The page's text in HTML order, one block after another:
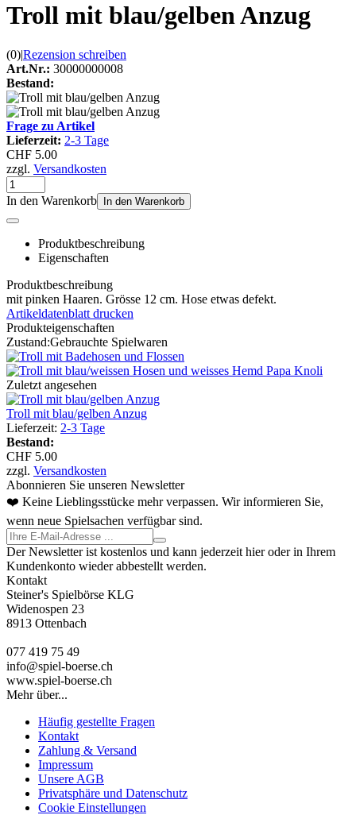
Troll mit blau/gelben Anzug
(0)|Rezension schreiben
Art.Nr.: 30000000008
Bestand:
Frage zu Artikel
Lieferzeit: 2-3 Tage
CHF 5.00
zzgl. Versandkosten
In den Warenkorb In den Warenkorb
Produktbeschreibung
Eigenschaften
Produktbeschreibung
mit pinken Haaren. Grösse 12 cm. Hose etwas defekt.
Artikeldatenblatt drucken
Produkteigenschaften
Zustand:Gebrauchte Spielwaren
Zuletzt angesehen
Troll mit blau/gelben Anzug
Lieferzeit: 2-3 Tage
Bestand:
CHF 5.00
zzgl. Versandkosten
Abonnieren Sie unseren Newsletter
❤️ Keine Lieblingsstücke mehr verpassen. Wir informieren Sie,
wenn neue Spielsachen verfügbar sind.
Der Newsletter ist kostenlos und kann jederzeit hier oder in Ihrem
Kundenkonto wieder abbestellt werden.
Kontakt
Steiner's Spielbörse KLG
Widenospen 23
8913 Ottenbach
077 419 75 49
info@spiel-boerse.ch
www.spiel-boerse.ch
Mehr über...
Häufig gestellte Fragen
Kontakt
Zahlung & Versand
Impressum
Unsere AGB
Privatsphäre und Datenschutz
Cookie Einstellungen